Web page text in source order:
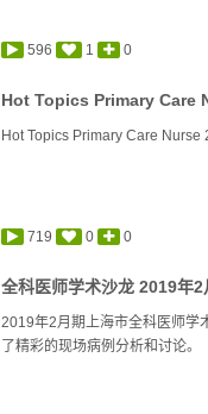
596 1 0
Hot Topics Primary Care
Hot Topics Primary Care Nurse
719 0 0
全科医师学术沙龙 2019年2
2019年2月期上海市全科医师学
了精彩的现场病例分析和讨论。